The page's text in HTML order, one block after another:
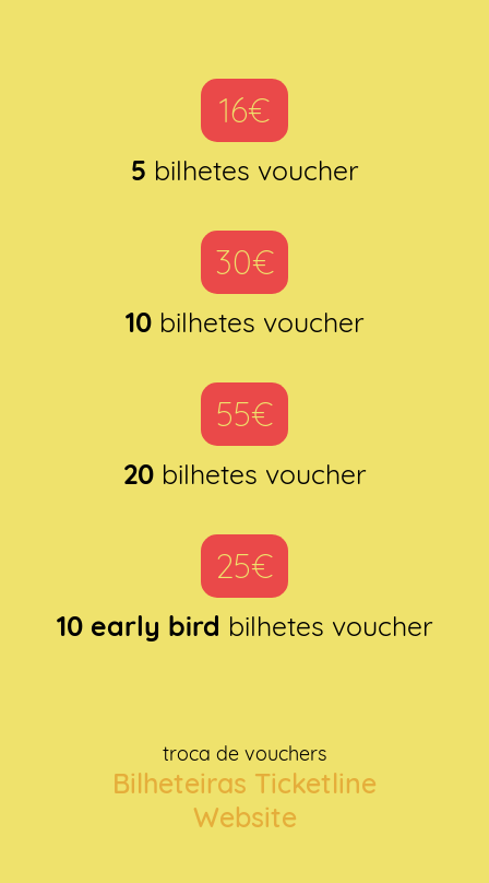
16€
5 bilhetes voucher
30€
10bilhetes voucher
55€
20bilhetes voucher
25€
10 early bird bilhetes voucher
troca de vouchers
Bilheteiras Ticketline
Website